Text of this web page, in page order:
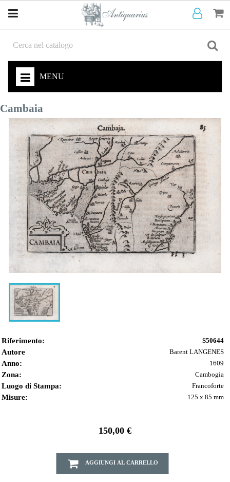
MENU
Cambaia
Riferimento: S50644
Autore Barent LANGENES
Anno: 1609
Zona: Cambogia
Luogo di Stampa: Francoforte
Misure: 125 x 85 mm
150,00 €
AGGIUNGI AL CARRELLO